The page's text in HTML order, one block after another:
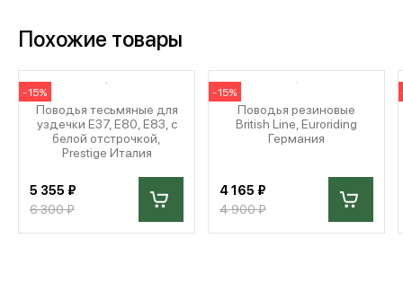
Похожие товары
-15%
Поводья тесьмяные для
уздечки E37, E80, E83, с
белой отстрочкой,
Prestige Италия
5 355 ₽
6 300 ₽
-15%
Поводья резиновые
British Line, Euroriding
Германия
4 165 ₽
4 900 ₽